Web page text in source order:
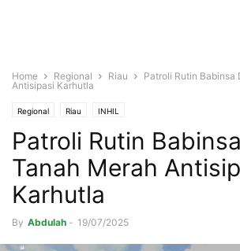
Home Regional Riau
Patroli Rutin Babinsa
Antisipasi Karhutla
Regional Riau INHIL
Patroli Rutin
Tanah Merah
Karhutla
By Abdulah - 19/07/2025